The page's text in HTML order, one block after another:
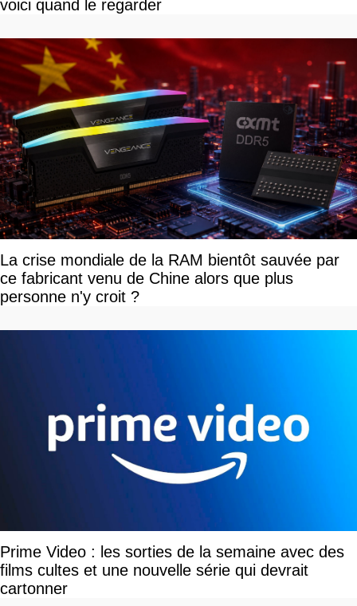
voici quand le regarder
La crise mondiale de la RAM bientôt sauvée par
ce fabricant venu de Chine alors que plus
personne n'y croit ?
Prime Video : les sorties de la semaine avec des
films cultes et une nouvelle série qui devrait
cartonner